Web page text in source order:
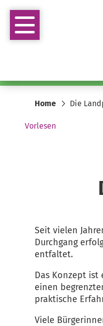
Home Die
Vorlesen
Seit vielen
Durchgang
entfaltet.
Das Konzept ist
einen
praktische
Viele